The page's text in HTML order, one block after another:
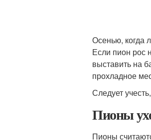
Осенью, когда
Если пион рос
выставить на
прохладное
Следует
Пионы
Пионы